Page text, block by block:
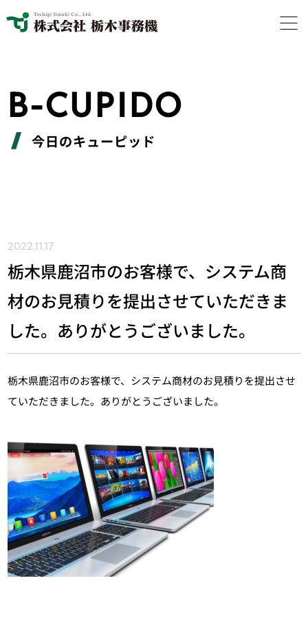
B-CUPIDO
今日のキューピッド
2022.11.17
栃木県鹿沼市のお客様で、システム商
材のお見積りを提出させていただきま
した。ありがとうございました。
栃木県鹿沼市のお客様で、システム商材のお見積りを提出させ
ていただきました。ありがとうございました。